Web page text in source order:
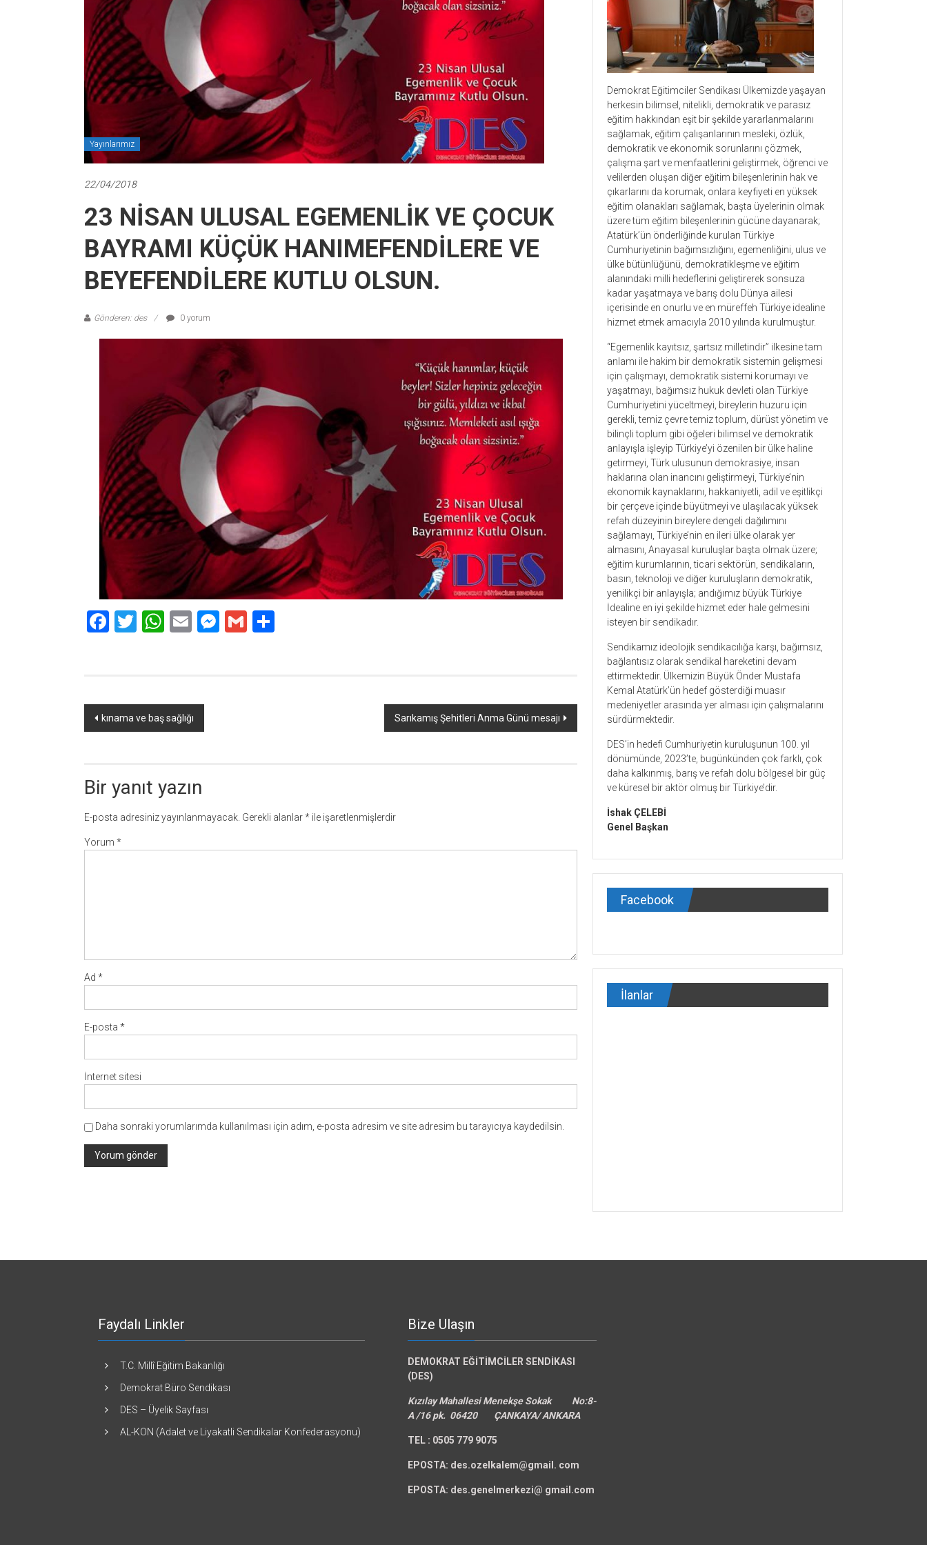
Yayınlarımız
22/04/2018
23 NİSAN ULUSAL EGEMENLİK VE ÇOCUK
BAYRAMI KÜÇÜK HANIMEFENDİLERE VE
BEYEFENDİLERE KUTLU OLSUN.
Gönderen: des 0 yorum
Facebook
Twitter
WhatsApp
EmailMessenger
Gmail
Yazı
kınama ve baş sağlığı Sarıkamış Şehitleri Anma Günü mesajı
Bir yanıt yazın
E-posta adresiniz yayınlanmayacak. Gerekli alanlar* ile işaretlenmişlerdir
Yorum *
Ad *
E-posta *
İnternet sitesi
Daha sonraki yorumlarımda kullanılması için adım, e-posta adresim ve site adresim bu tarayıcıya kaydedilsin.
Demokrat Eğitimciler Sendikası Ülkemizde yaşayan
herkesin bilimsel, nitelikli, demokratik ve parasız
eğitim hakkından eşit bir şekilde yararlanmalarını
sağlamak, eğitim çalışanlarının mesleki, özlük,
demokratik ve ekonomik sorunlarını çözmek,
çalışma şart ve menfaatlerini geliştirmek, öğrenci ve
velilerden oluşan diğer eğitim bileşenlerinin hak ve
çıkarlarını da korumak, onlara keyfiyeti en yüksek
eğitim olanakları sağlamak, başta üyelerinin olmak
üzere tüm eğitim bileşenlerinin gücüne dayanarak;
Atatürk’ün önderliğinde kurulan Türkiye
Cumhuriyetinin bağımsızlığını, egemenliğini, ulus ve
ülke bütünlüğünü, demokratikleşme ve eğitim
alanındaki milli hedeflerini geliştirerek sonsuza
kadar yaşatmaya ve barış dolu Dünya ailesi
içerisinde en onurlu ve en müreffeh Türkiye idealine
hizmet etmek amacıyla 2010 yılında kurulmuştur.
“Egemenlik kayıtsız, şartsız milletindir” ilkesine tam
anlamı ile hakim bir demokratik sistemin gelişmesi
için çalışmayı, demokratik sistemi korumayı ve
yaşatmayı, bağımsız hukuk devleti olan Türkiye
Cumhuriyetini yüceltmeyi, bireylerin huzuru için
gerekli, temiz çevre temiz toplum, dürüst yönetim ve
bilinçli toplum gibi öğeleri bilimsel ve demokratik
anlayışla işleyip Türkiye’yi özenilen bir ülke haline
getirmeyi, Türk ulusunun demokrasiye, insan
haklarına olan inancını geliştirmeyi, Türkiye’nin
ekonomik kaynaklarını, hakkaniyetli, adil ve eşitlikçi
bir çerçeve içinde büyütmeyi ve ulaşılacak yüksek
refah düzeyinin bireylere dengeli dağılımını
sağlamayı, Türkiye’nin en ileri ülke olarak yer
almasını, Anayasal kuruluşlar başta olmak üzere;
eğitim kurumlarının, ticari sektörün, sendikaların,
basın, teknoloji ve diğer kuruluşların demokratik,
yenilikçi bir anlayışla; andığımız büyük Türkiye
İdealine en iyi şekilde hizmet eder hale gelmesini
isteyen bir sendikadır.
Sendikamız ideolojik sendikacılığa karşı, bağımsız,
bağlantısız olarak sendikal hareketini devam
ettirmektedir. Ülkemizin Büyük Önder Mustafa
Kemal Atatürk’ün hedef gösterdiği muasır
medeniyetler arasında yer alması için çalışmalarını
sürdürmektedir.
DES’in hedefi Cumhuriyetin kuruluşunun 100. yıl
dönümünde, 2023’te, bugünkünden çok farklı, çok
daha kalkınmış, barış ve refah dolu bölgesel bir güç
ve küresel bir aktör olmuş bir Türkiye’dir.
İshak ÇELEBİ
Genel Başkan
Facebook
İlanlar
Faydalı Linkler
T.C. Millî Eğitim Bakanlığı
Demokrat Büro Sendikası
DES – Üyelik Sayfası
AL-KON (Adalet ve Liyakatli Sendikalar Konfederasyonu)
Bize Ulaşın
DEMOKRAT EĞİTİMCİLER SENDİKASI
(DES)
Kızılay Mahallesi Menekşe Sokak No:8-
A /16 pk. 06420 ÇANKAYA/ ANKARA
TEL : 0505 779 9075
EPOSTA: des.ozelkalem@gmail. com
EPOSTA: des.genelmerkezi@ gmail.com